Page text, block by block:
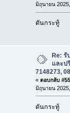
มิถุนายน
ดันกระทู้
Re: รั
และป
7148273,
« ตอบกลับ
มิถุนายน
ดันกระทู้